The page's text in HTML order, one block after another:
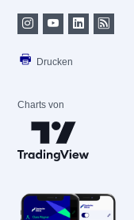
Drucken
Charts von